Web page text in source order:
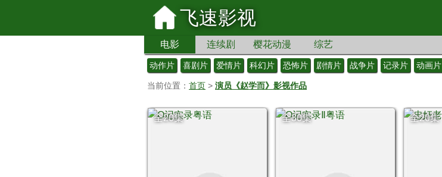
飞速影视
电影 连续剧 樱花动漫 综艺
动作片 喜剧片 爱情片 科幻片 恐怖片 剧情片 战争片 记录片 动画片
当前位置： 首页 > 演员《赵学而》影视作品
全20集 全30集 全20集